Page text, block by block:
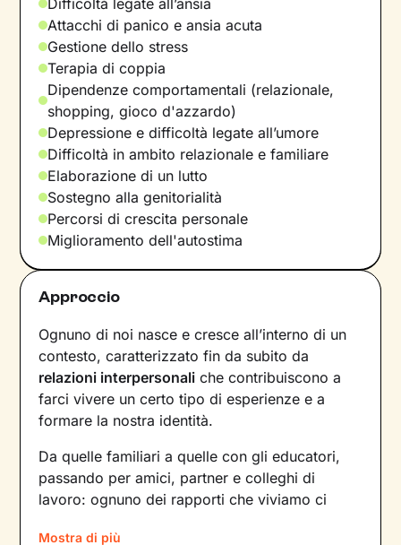
Attacchi di panico e ansia acuta
Gestione dello stress
Terapia di coppia
Dipendenze comportamentali (relazionale,
shopping, gioco d'azzardo)
Depressione e difficoltà legate all’umore
Difficoltà in ambito relazionale e familiare
Elaborazione di un lutto
Sostegno alla genitorialità
Percorsi di crescita personale
Miglioramento dell'autostima
Approccio
Ognuno di noi nasce e cresce all’interno di un
contesto, caratterizzato fin da subito da
relazioni interpersonali che contribuiscono a
farci vivere un certo tipo di esperienze e a
formare la nostra identità.
Da quelle familiari a quelle con gli educatori,
passando per amici, partner e colleghi di
lavoro: ognuno dei rapporti che viviamo ci
Mostra di più